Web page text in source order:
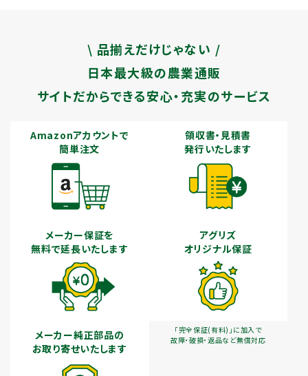
\ 品揃えだけじゃない /
日本最大級の農業通販
サイトだからできる安心・充実のサービス
Amazonアカウントで
簡単注文
領収書・見積書
発行いたします
メーカー保証を
無料で延長いたします
アグリズ
オリジナル保証
「完全保証(有料)」に加入で
故障・破損・返品など無償対応
メーカー純正部品の
お取り寄せいたします